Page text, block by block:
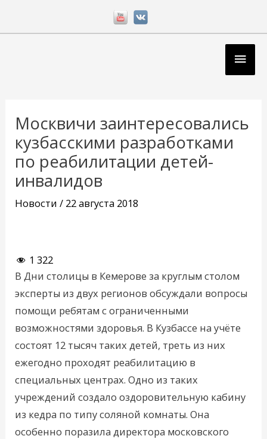
Москвичи заинтересовались
кузбасскими разработками
по реабилитации детей-
инвалидов
Новости / 22 августа 2018
1 322
В Дни столицы в Кемерове за круглым столом
эксперты из двух регионов обсуждали вопросы
помощи ребятам с ограниченными
возможностями здоровья. В Кузбассе на учёте
состоят 12 тысяч таких детей, треть из них
ежегодно проходят реабилитацию в
специальных центрах. Одно из таких
учреждений создало оздоровительную кабину
из кедра по типу соляной комнаты. Она
особенно поразила директора московского
записям